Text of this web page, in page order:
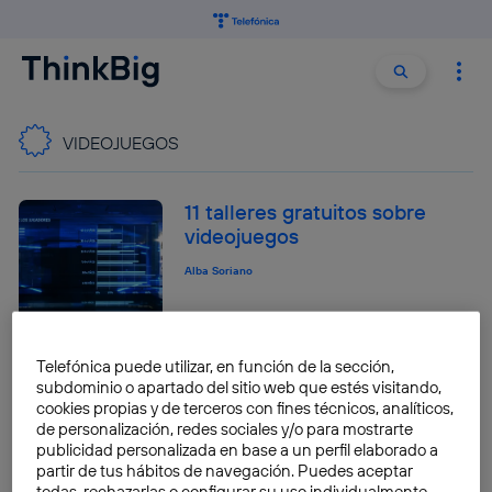
Buscar
VIDEOJUEGOS
11 talleres gratuitos sobre
videojuegos
Alba Soriano
La Realidad Virtual ha llegado
a tus pies y nadie habla de
ello
Alba Soriano
Telefónica puede utilizar, en función de la sección,
subdominio o apartado del sitio web que estés visitando,
cookies propias y de terceros con fines técnicos, analíticos,
de personalización, redes sociales y/o para mostrarte
publicidad personalizada en base a un perfil elaborado a
partir de tus hábitos de navegación. Puedes aceptar